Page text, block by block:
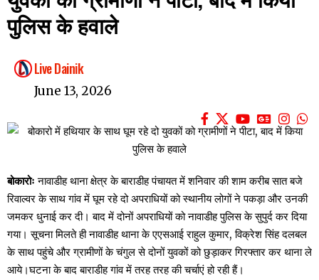
पुलिस के हवाले
Live Dainik
June 13, 2026
बोकारोः नावाडीह थाना क्षेत्र के बाराडीह पंचायत में शनिवार की शाम करीब सात बजे
रिवाल्वर के साथ गांव में घूम रहे दो अपराधियों को स्थानीय लोगों ने पकड़ा और उनकी
जमकर धुनाई कर दी। बाद में दोनों अपराधियों को नावाडीह पुलिस के सुपुर्द कर दिया
गया। सूचना मिलते ही नावाडीह थाना के एएसआई राहुल कुमार, विक्रेश सिंह दलबल
के साथ पहुंचे और ग्रामीणों के चंगुल से दोनों युवकों को छुड़ाकर गिरफ्तार कर थाना ले
आये।घटना के बाद बाराडीह गांव में तरह तरह की चर्चाएं हो रही हैं।